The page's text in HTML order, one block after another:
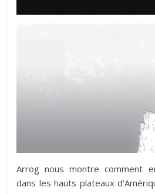
Arrog nous montre comment
dans les hauts plateaux